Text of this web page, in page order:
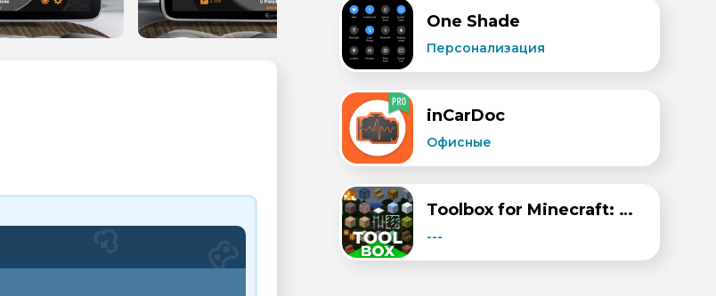
One Shade
Персонализация
​inCarDoc
Офисные
Toolbox for Minecraft: PE
---